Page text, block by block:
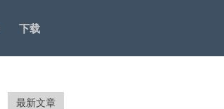
下载
最新文章